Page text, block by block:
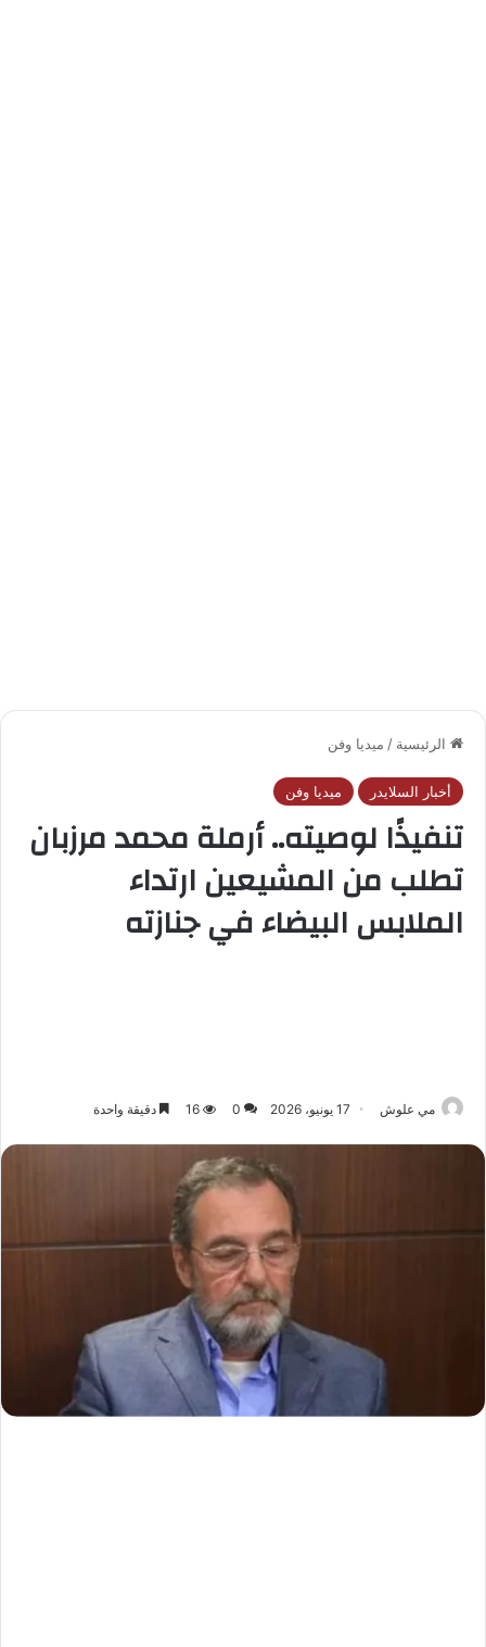
الرئيسية / ميديا وفن
أخبار السلايدر ميديا وفن
تنفيذًا لوصيته.. أرملة محمد مرزبان
تطلب من المشيعين ارتداء
الملابس البيضاء في جنازته
مي علوش 17 يونيو، 2026 0
16 دقيقة واحدة